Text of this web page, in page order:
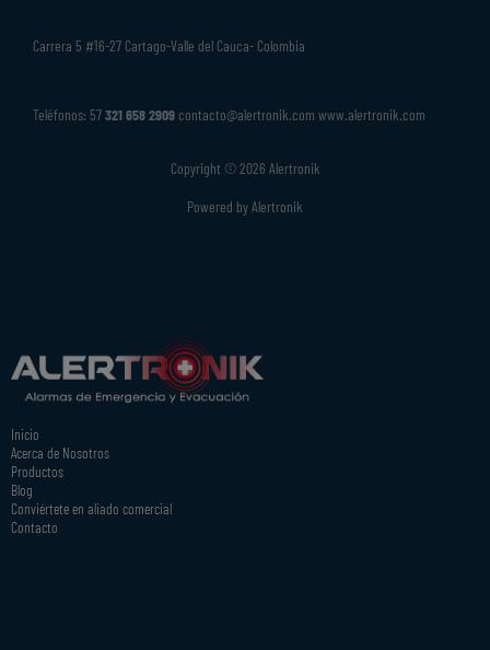
Carrera 5 #16-27 Cartago-Valle del Cauca- Colombia
Teléfonos: 57321 658 2909contacto@alertronik.com www.alertronik.com
Copyright © 2026 Alertronik
Powered by Alertronik
Inicio
Acerca de Nosotros
Productos
Blog
Conviértete en aliado comercial
Contacto